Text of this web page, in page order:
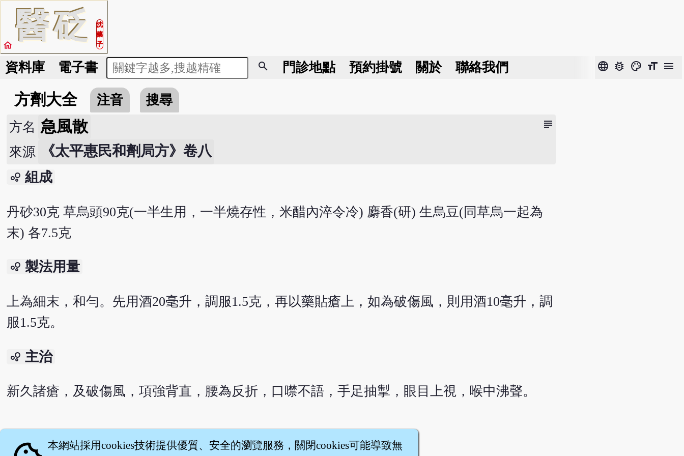
醫砭
沈
藥
子
home
資料庫 電子書 search 門診地點 預約掛號 關於 聯絡我們 language bug_report color_lens format_size menu
方劑大全 注音 搜尋
subject
方名 急風散
來源 《太平惠民和劑局方》卷八
bubble_chart 組成
丹砂30克 草烏頭90克(一半生用，一半燒存性，米醋內淬令冷) 麝香(研) 生烏豆(同草烏一起為
末) 各7.5克
bubble_chart 製法用量
上為細末，和勻。先用酒20毫升，調服1.5克，再以藥貼瘡上，如為破傷風，則用酒10毫升，調
服1.5克。
bubble_chart 主治
新久諸瘡，及破傷風，項強背直，腰為反折，口噤不語，手足抽掣，眼目上視，喉中沸聲。
English version
本網站採用cookies技術提供優質、安全的瀏覽服務，關閉cookies可能導致無